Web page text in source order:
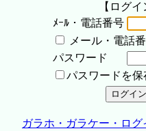
【ログ
ﾒｰﾙ・電話番号
メール・電話
パスワード
パスワードを保
ガラホ・ガラケー・ロ